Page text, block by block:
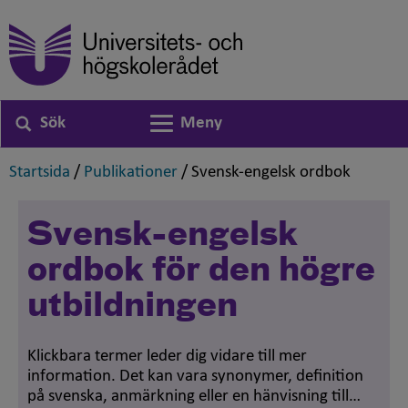
Sök
Växla navigering
Meny
Startsida ,
/ Publikationer ,
/ Svensk-engelsk ordbok
Svensk-engelsk
ordbok för den högre
utbildningen
Klickbara termer leder dig vidare till mer
information. Det kan vara synonymer, definition
på svenska, anmärkning eller en hänvisning till